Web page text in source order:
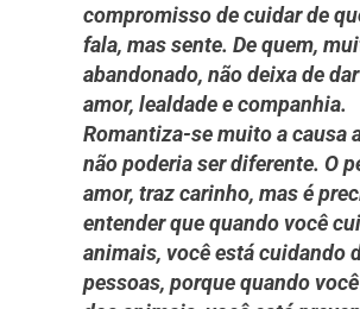
compromisso de cuidar de
fala, mas sente. De quem,
abandonado, não deixa de
amor, lealdade e companhia.
Romantiza-se muito a causa
não poderia ser diferente. O
amor, traz carinho, mas é
entender que quando você
animais, você está cuidando
pessoas, porque quando